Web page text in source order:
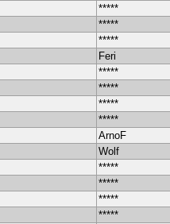
*****
*****
*****
Feri
*****
*****
*****
*****
ArnoF
Wolf
*****
*****
*****
*****